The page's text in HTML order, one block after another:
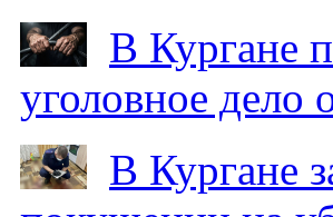
В Кургане
уголовное дело
В Кургане